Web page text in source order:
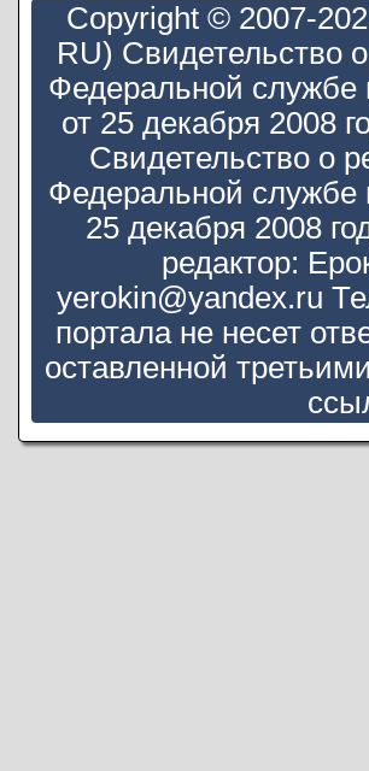
Copyright © 2007-
RU) Свидетельство
Федеральной службе
от 25 декабря 2008
Свидетельство о
Федеральной службе
25 декабря 2008
редактор:
yerokin@yandex.ru
портала не несет
оставленной